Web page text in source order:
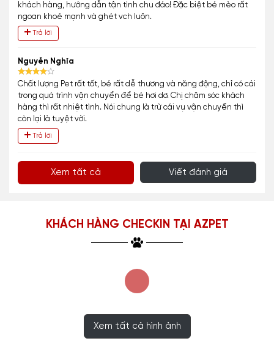
khách hàng, hướng dẫn tận tình chu đáo! Đặc biệt bé mèo rất
ngoan khoẻ mạnh và ghét vch luôn.
Trả lời
Nguyễn Nghĩa
Chất lượng Pet rất tốt, bé rất dễ thương và năng động, chỉ có cái
trong quá trình vận chuyển để bé hơi dơ. Chị chăm sóc khách
hàng thì rất nhiệt tình. Nói chung là trừ cái vụ vận chuyển thì
còn lại là tuyệt vời.
Trả lời
Xem tất cả Viết đánh giá
KHÁCH HÀNG CHECKIN TẠI AZPET
Xem tất cả hình ảnh